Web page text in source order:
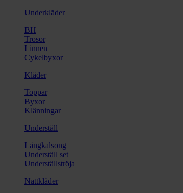
Underkläder
BH
Trosor
Linnen
Cykelbyxor
Kläder
Toppar
Byxor
Klänningar
Underställ
Långkalsong
Underställ set
Underställströja
Nattkläder